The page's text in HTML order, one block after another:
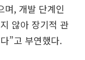
, 개발 단계인
않아 장기적 관
”고 부연했다.